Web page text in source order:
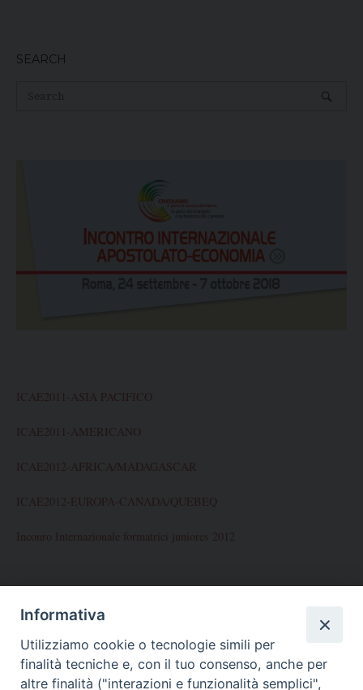
SEARCH
ICAE2011-ASIA PACIFICO
ICAE2011-AMERICANO
ICAE2012-AFRICA/MADAGASCAR
ICAE2012-EUROPA-CANADA/QUEBEQ
Inconro Internazionale formatrici juniores 2012
ARCHIVES
Novembre 2012
Ottobre 2012
Informativa
Utilizziamo cookie o tecnologie simili per
finalità tecniche e, con il tuo consenso, anche per
altre finalità ("interazioni e funzionalità semplici",